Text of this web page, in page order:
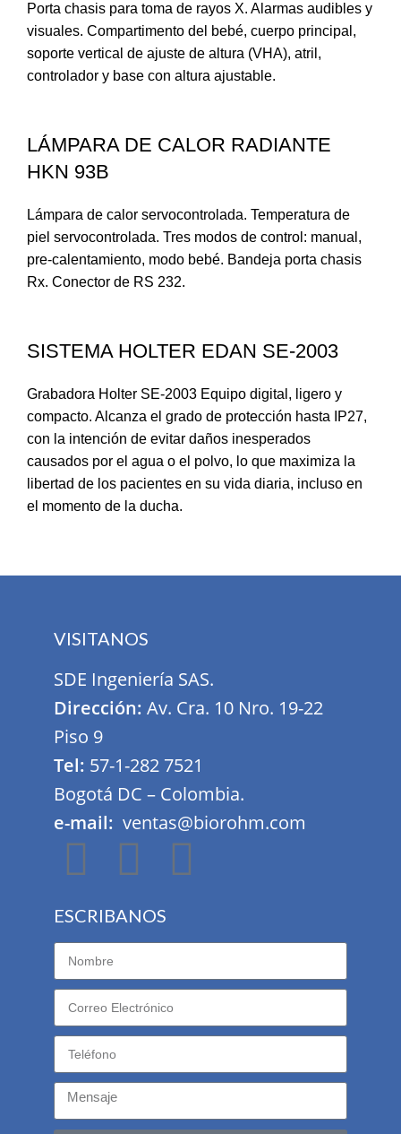
Porta chasis para toma de rayos X. Alarmas audibles y
visuales. Compartimento del bebé, cuerpo principal,
soporte vertical de ajuste de altura (VHA), atril,
controlador y base con altura ajustable.
LÁMPARA DE CALOR RADIANTE
HKN 93B
Lámpara de calor servocontrolada. Temperatura de
piel servocontrolada. Tres modos de control: manual,
pre-calentamiento, modo bebé. Bandeja porta chasis
Rx. Conector de RS 232.
SISTEMA HOLTER EDAN SE-2003
Grabadora Holter SE-2003 Equipo digital, ligero y
compacto. Alcanza el grado de protección hasta IP27,
con la intención de evitar daños inesperados
causados por el agua o el polvo, lo que maximiza la
libertad de los pacientes en su vida diaria, incluso en
el momento de la ducha.
VISITANOS
SDE Ingeniería SAS.
Dirección: Av. Cra. 10 Nro. 19-22
Piso 9
Tel: 57-1-282 7521
Bogotá DC – Colombia.
e-mail: ventas@biorohm.com
ESCRIBANOS